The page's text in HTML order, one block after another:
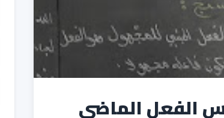
الفعل الماضي